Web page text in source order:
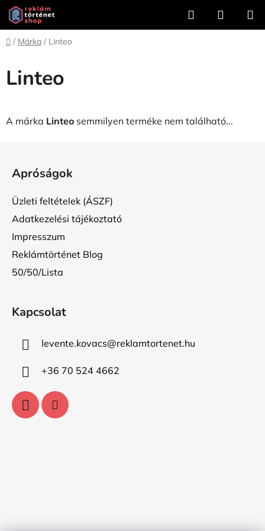
Ugrás
fő
tartalomhoz
KeresésKOSÁR
Kezdőlap
/ Márka / Linteo
Linteo
A márka Linteo semmilyen terméke nem található...
Apróságok
Üzleti feltételek (ÁSZF)
Adatkezelési tájékoztató
Impresszum
Reklámtörténet Blog
50/50/Lista
Kapcsolat
levente.kovacs@reklamtortenet.hu
+36 70 524 4662